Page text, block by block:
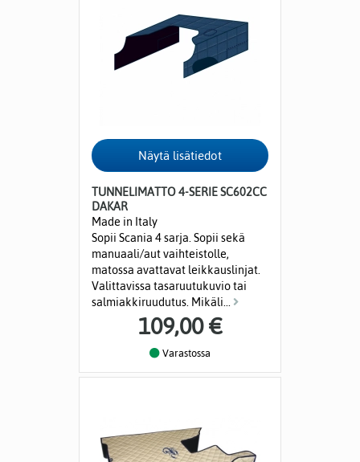
TUNNELIMATTO 4-SERIE SC602CC
DAKAR
Made in Italy
Sopii Scania 4 sarja. Sopii sekä
manuaali/aut vaihteistolle,
matossa avattavat leikkauslinjat.
Valittavissa tasaruutukuvio tai
salmiakkiruudutus. Mikäli...
109,00 €
Varastossa